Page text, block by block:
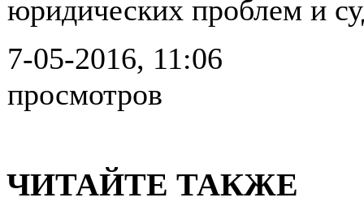
юридических проблем и
7-05-2016, 11:06
просмотров
ЧИТАЙТЕ ТАКЖЕ